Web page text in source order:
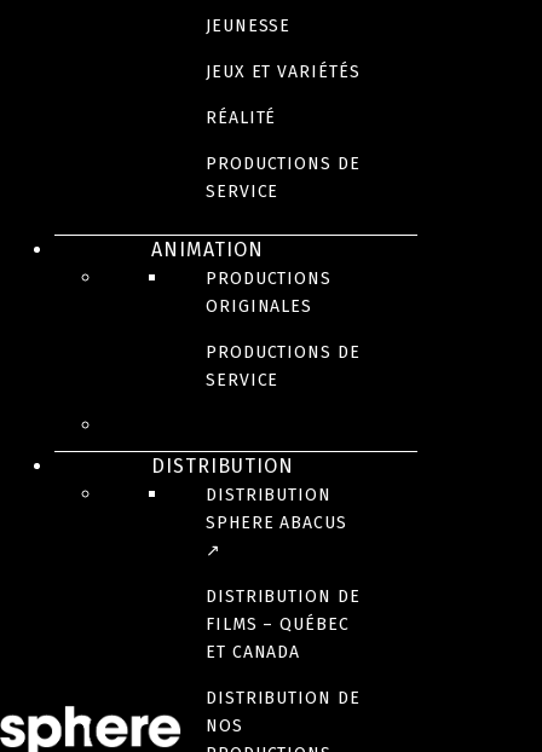
JEUNESSE
JEUX ET VARIÉTÉS
RÉALITÉ
PRODUCTIONS DE
SERVICE
ANIMATION
PRODUCTIONS
ORIGINALES
PRODUCTIONS DE
SERVICE
DISTRIBUTION
DISTRIBUTION
SPHERE ABACUS
↗
DISTRIBUTION DE
FILMS – QUÉBEC
ET CANADA
DISTRIBUTION DE
NOS
Productions
Longs métrages
Magazines
Jeunesse
Jeux et variétés
Productions de service
Animation
Production de service
Distribution